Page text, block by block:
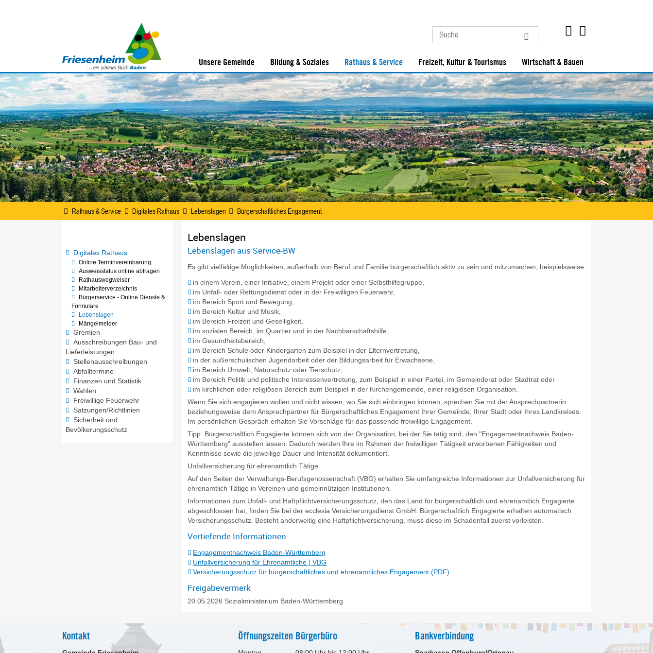
Unsere Gemeinde Bildung & Soziales Rathaus & Service Freizeit, Kultur & Tourismus Wirtschaft & Bauen
Rathaus & Service Digitales Rathaus Lebenslagen Bürgerschaftliches Engagement
Digitales Rathaus
Online Terminvereinbarung
Ausweisstatus online abfragen
Rathauswegweiser
Mitarbeiterverzeichnis
Bürgerservice - Online Dienste &
Formulare
Lebenslagen
Mängelmelder
Gremien
Ausschreibungen Bau- und
Lieferleistungen
Stellenausschreibungen
Abfalltermine
Finanzen und Statistik
Wahlen
Freiwillige Feuerwehr
Satzungen/Richtlinien
Sicherheit und
Bevölkerungsschutz
Lebenslagen
Lebenslagen aus Service-BW
Es gibt vielfältige Möglichkeiten, außerhalb von Beruf und Familie bürgerschaftlich aktiv zu sein und mitzumachen, beispielsweise
in einem Verein, einer Initiative, einem Projekt oder einer Selbsthilfegruppe,
im Unfall- oder Rettungsdienst oder in der Freiwilligen Feuerwehr,
im Bereich Sport und Bewegung,
im Bereich Kultur und Musik,
im Bereich Freizeit und Geselligkeit,
im sozialen Bereich, im Quartier und in der Nachbarschaftshilfe,
im Gesundheitsbereich,
im Bereich Schule oder Kindergarten zum Beispiel in der Elternvertretung,
in der außerschulischen Jugendarbeit oder der Bildungsarbeit für Erwachsene,
im Bereich Umwelt, Naturschutz oder Tierschutz,
im Bereich Politik und politische Interessenvertretung, zum Beispiel in einer Partei, im Gemeinderat oder Stadtrat oder
im kirchlichen oder religiösen Bereich zum Beispiel in der Kirchengemeinde, einer religiösen Organisation.
Wenn Sie sich engagieren wollen und nicht wissen, wo Sie sich einbringen können, sprechen Sie mit der Ansprechpartnerin
beziehungsweise dem Ansprechpartner für Bürgerschaftliches Engagement Ihrer Gemeinde, Ihrer Stadt oder Ihres Landkreises.
Im persönlichen Gespräch erhalten Sie Vorschläge für das passende freiwillige Engagement.
Tipp: Bürgerschaftlich Engagierte können sich von der Organisation, bei der Sie tätig sind, den "Engagementnachweis Baden-
Württemberg" ausstellen lassen. Dadurch werden Ihre im Rahmen der freiwilligen Tätigkeit erworbenen Fähigkeiten und
Kenntnisse sowie die jeweilige Dauer und Intensität dokumentiert.
Unfallversicherung für ehrenamtlich Tätige
Auf den Seiten der Verwaltungs-Berufsgenossenschaft (VBG) erhalten Sie umfangreiche Informationen zur Unfallversicherung für
ehrenamtlich Tätige in Vereinen und gemeinnützigen Institutionen.
Informationen zum Unfall- und Haftpflichtversicherungsschutz, den das Land für bürgerschaftlich und ehrenamtlich Engagierte
abgeschlossen hat, finden Sie bei der ecclesia Versicherungsdienst GmbH. Bürgerschaftlich Engagierte erhalten automatisch
Versicherungsschutz. Besteht anderweitig eine Haftpflichtversicherung, muss diese im Schadenfall zuerst vorleisten.
Vertiefende Informationen
Engagementnachweis Baden-Württemberg
Unfallversicherung für Ehrenamtliche | VBG
Versicherungsschutz für bürgerschaftliches und ehrenamtliches Engagement (PDF)
Freigabevermerk
20.05.2026 Sozialministerium Baden-Württemberg
Kontakt Öffnungszeiten Bürgerbüro Bankverbindung